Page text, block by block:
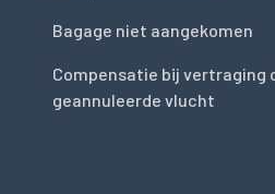
Bagage niet aangekomen
Compensatie bij vertraging
geannuleerde vlucht